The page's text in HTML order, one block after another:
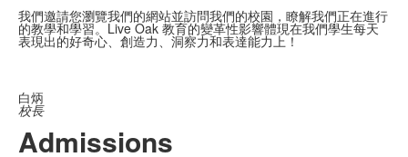
我們邀請您瀏覽我們的網站並訪問我們的校園，瞭解我們正在進行
的教學和學習。Live Oak 教育的變革性影響體現在我們學生每天
表現出的好奇心、創造力、洞察力和表達能力上！
白炳
校長
Admissions